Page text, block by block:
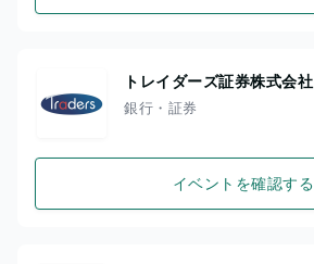
トレイダーズ証券株式会社
銀行・証券
イベントを確認する